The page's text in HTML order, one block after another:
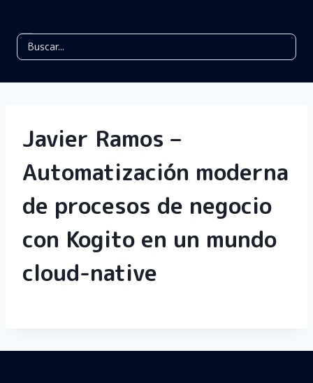
Javier Ramos –
Automatización moderna
de procesos de negocio
con Kogito en un mundo
cloud-native